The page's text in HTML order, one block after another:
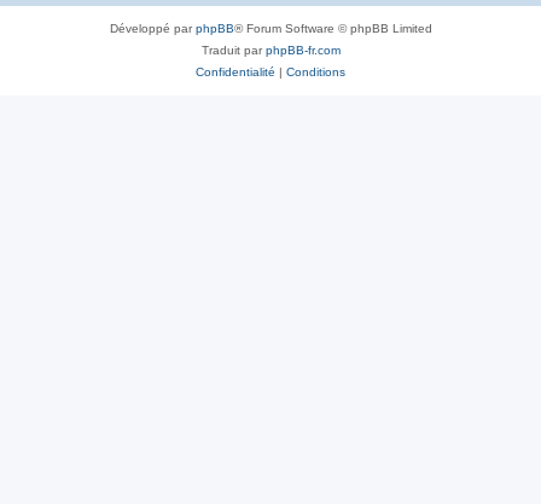
Développé parphpBB® Forum Software © phpBB Limited
Traduit parphpBB-fr.com
Confidentialité | Conditions